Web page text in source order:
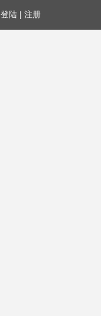
登陆 | 注册